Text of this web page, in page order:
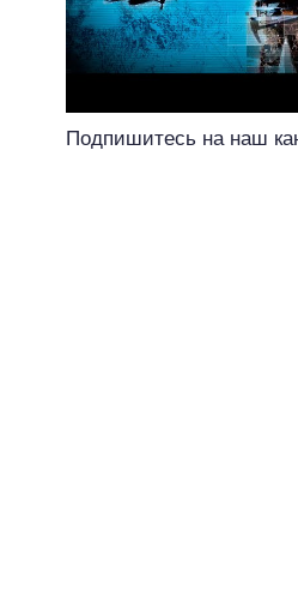
Подпишитесь на наш